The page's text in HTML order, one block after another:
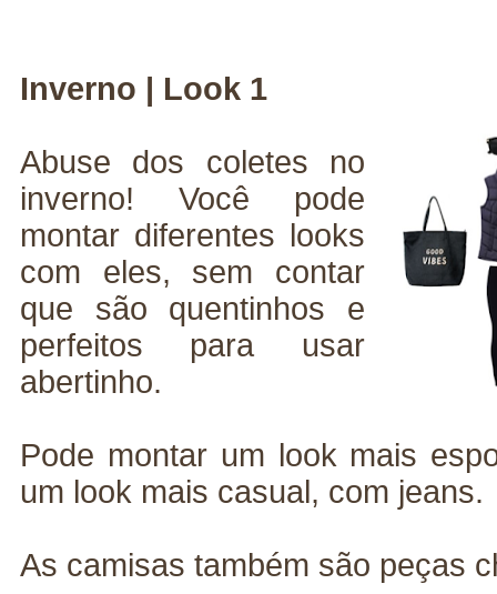
Inverno | Look 1
Abuse dos coletes no
inverno! Você pode
montar diferentes looks
com eles, sem contar
que são quentinhos e
perfeitos para usar
abertinho.
Pode montar um look mais
um look mais casual, com jeans.
As camisas também são peças